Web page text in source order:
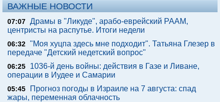
ВАЖНЫЕ НОВОСТИ
07:07 Драмы в "Ликуде", арабо-еврейский РААМ,
центристы на распутье. Итоги недели
06:32 "Моя хуцпа здесь мне подходит". Татьяна Глезер в
передаче "Детский недетский вопрос"
06:25
1036-й день войны: действия в Газе и Ливане,
операции в Иудее и Самарии
05:45
Прогноз погоды в Израиле на 7 августа: спад
жары, переменная облачность